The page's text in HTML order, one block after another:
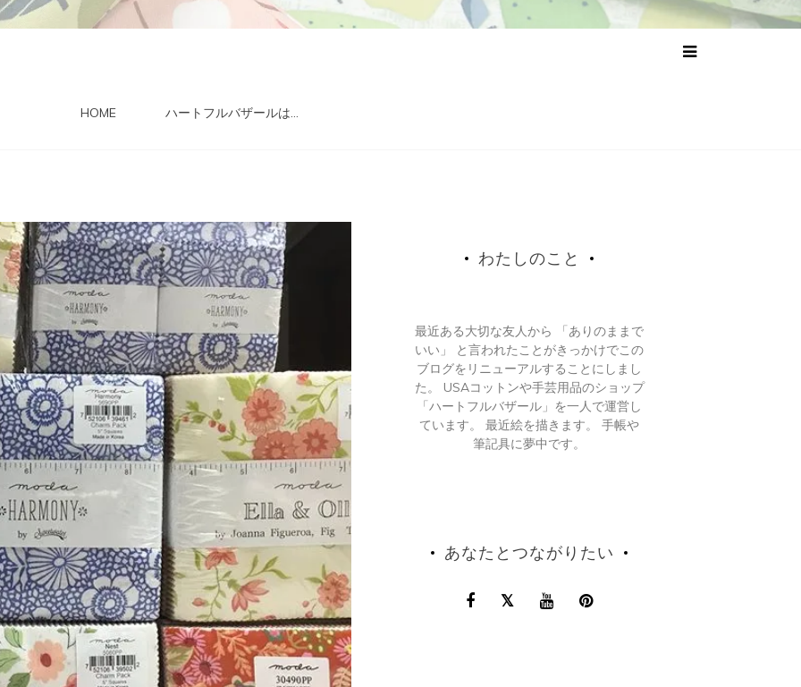
HOME ハートフルバザールは…
わたしのこと
最近ある大切な友人から 「ありのままで
いい」 と言われたことがきっかけでこの
ブログをリニューアルすることにしまし
た。 USAコットンや手芸用品のショップ
「ハートフルバザール」を一人で運営し
ています。 最近絵を描きます。 手帳や
筆記具に夢中です。
あなたとつながりたい